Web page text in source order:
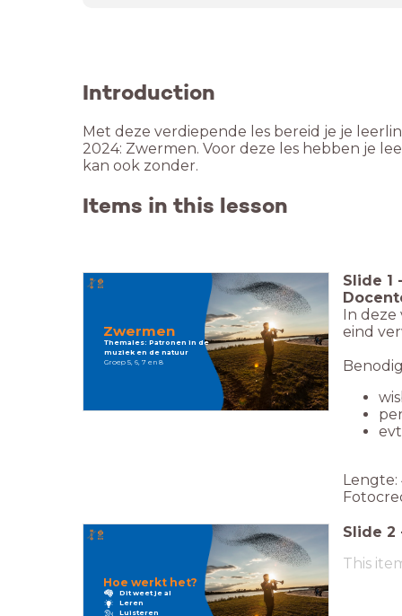
Introduction
Met deze verdiepende les bereid je je
2024: Zwermen. Voor deze les hebben je
kan ook zonder.
Items in this lesson
Themales: Patronen in de
muziek en de natuur
Groep 5, 6, 7 en 8
Zwermen
Slide 1 -
In
eind
Hoe werkt het?
Dit weet je al
Leren
Luisteren
Slide 2
This